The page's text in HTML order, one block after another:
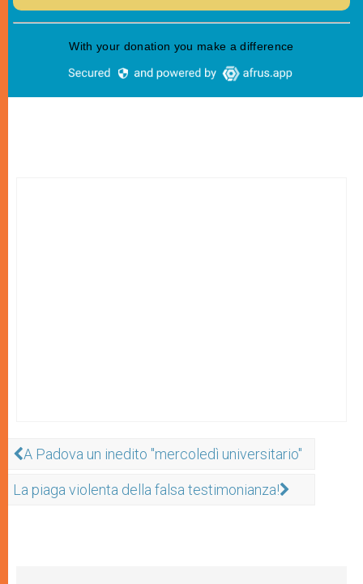
A Padova un inedito "mercoledì universitario"
La piaga violenta della falsa testimonianza!